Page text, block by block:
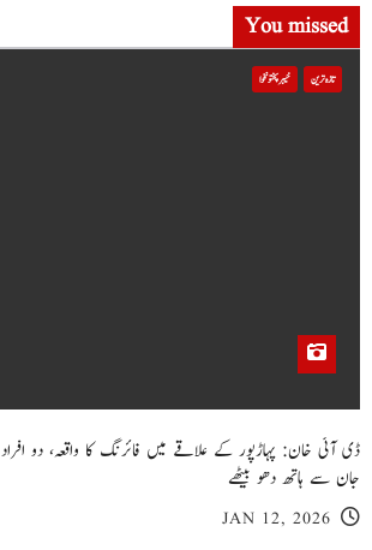
t
i
You missed
تازہ ترین خیبر پختونخوا
ڈی آئی خان: پہاڑپور کے علاقے میں فائرنگ کا واقعہ، دو افراد
جان سے ہاتھ دھو بیٹھے
JAN 12, 2026